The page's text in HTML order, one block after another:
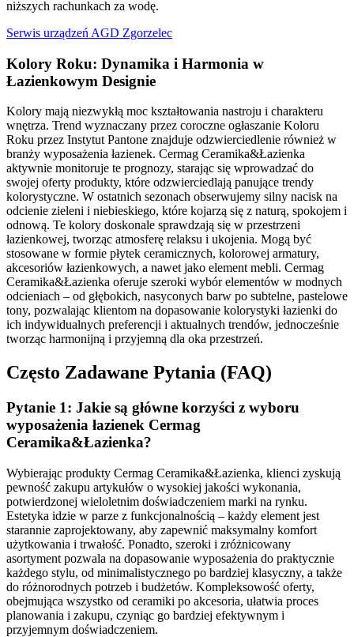
niższych rachunkach za wodę.
Serwis urządzeń AGD Zgorzelec
Kolory Roku: Dynamika i Harmonia w
Łazienkowym Designie
Kolory mają niezwykłą moc kształtowania nastroju i charakteru
wnętrza. Trend wyznaczany przez coroczne ogłaszanie Koloru
Roku przez Instytut Pantone znajduje odzwierciedlenie również w
branży wyposażenia łazienek. Cermag Ceramika&Łazienka
aktywnie monitoruje te prognozy, starając się wprowadzać do
swojej oferty produkty, które odzwierciedlają panujące trendy
kolorystyczne. W ostatnich sezonach obserwujemy silny nacisk na
odcienie zieleni i niebieskiego, które kojarzą się z naturą, spokojem i
odnową. Te kolory doskonale sprawdzają się w przestrzeni
łazienkowej, tworząc atmosferę relaksu i ukojenia. Mogą być
stosowane w formie płytek ceramicznych, kolorowej armatury,
akcesoriów łazienkowych, a nawet jako element mebli. Cermag
Ceramika&Łazienka oferuje szeroki wybór elementów w modnych
odcieniach – od głębokich, nasyconych barw po subtelne, pastelowe
tony, pozwalając klientom na dopasowanie kolorystyki łazienki do
ich indywidualnych preferencji i aktualnych trendów, jednocześnie
tworząc harmonijną i przyjemną dla oka przestrzeń.
Często Zadawane Pytania (FAQ)
Pytanie 1: Jakie są główne korzyści z wyboru
wyposażenia łazienek Cermag
Ceramika&Łazienka?
Wybierając produkty Cermag Ceramika&Łazienka, klienci zyskują
pewność zakupu artykułów o wysokiej jakości wykonania,
potwierdzonej wieloletnim doświadczeniem marki na rynku.
Estetyka idzie w parze z funkcjonalnością – każdy element jest
starannie zaprojektowany, aby zapewnić maksymalny komfort
użytkowania i trwałość. Ponadto, szeroki i zróżnicowany
asortyment pozwala na dopasowanie wyposażenia do praktycznie
każdego stylu, od minimalistycznego po bardziej klasyczny, a także
do różnorodnych potrzeb i budżetów. Kompleksowość oferty,
obejmująca wszystko od ceramiki po akcesoria, ułatwia proces
planowania i zakupu, czyniąc go bardziej efektywnym i
przyjemnym doświadczeniem.